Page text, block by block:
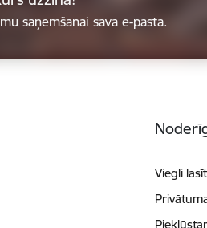
saņemšanai savā e-pastā.
Viegli lasīt